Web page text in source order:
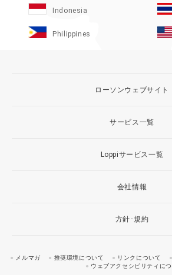
Indonesia
Philippines
ローソンウェブサイト
サービス一覧
Loppiサービス一覧
会社情報
方針･規約
メルマガ 推奨環境について リンクについて
ウェブアクセシビリティにつ